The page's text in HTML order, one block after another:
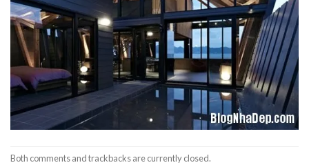
Both comments and trackbacks are currently closed.